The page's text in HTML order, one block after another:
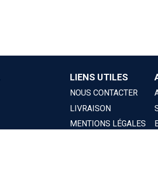
LIENS UTILES
NOUS CONTACTER
LIVRAISON
MENTIONS LÉGALES